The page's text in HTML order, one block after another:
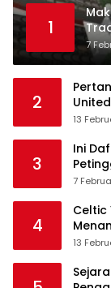
1
7
2
13
3
Ini
7
4
Celtic
13